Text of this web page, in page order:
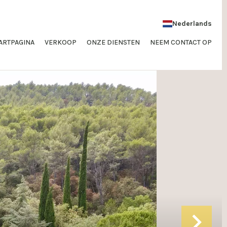
Nederlands
VERKOOP ONZE DIENSTEN NEEM CONTACT OP